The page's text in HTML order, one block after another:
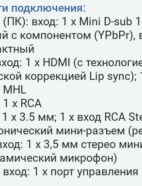
подключения:
вход: 1 x Mini D-sub
с компонентом (YPbPr),
1 x HDMI (с
коррекцией Lip sync);
x RCA
x 3.5 мм; 1 x вход RCA
мини-разъем
1 x 3,5 мм стерео
микрофон)
1 x порт управления